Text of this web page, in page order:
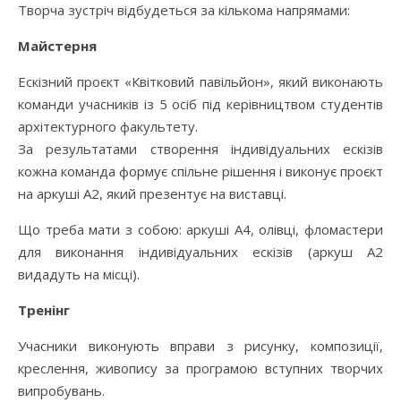
Творча зустріч відбудеться за кількома напрямами:
Майстерня
Ескізний проєкт «Квітковий павільйон», який виконають
команди учасників із 5 осіб під керівництвом студентів
архітектурного факультету.
За результатами створення індивідуальних ескізів
кожна команда формує спільне рішення і виконує проєкт
на аркуші А2, який презентує на виставці.
Що треба мати з собою: аркуші А4, олівці, фломастери
для виконання індивідуальних ескізів (аркуш А2
видадуть на місці).
Тренінг
Учасники виконують вправи з рисунку, композиції,
креслення, живопису за програмою вступних творчих
випробувань.